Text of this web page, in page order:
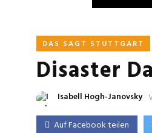
DAS SAGT STUTTGART
Disaster
Isabell Hogh-Janovsky
Auf Facebook teilen